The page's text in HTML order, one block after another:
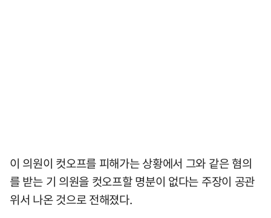
이 의원이 컷오프를 피해가는 상황에서 그와 같은 혐의
를 받는 기 의원을 컷오프할 명분이 없다는 주장이 공관
위서 나온 것으로 전해졌다.